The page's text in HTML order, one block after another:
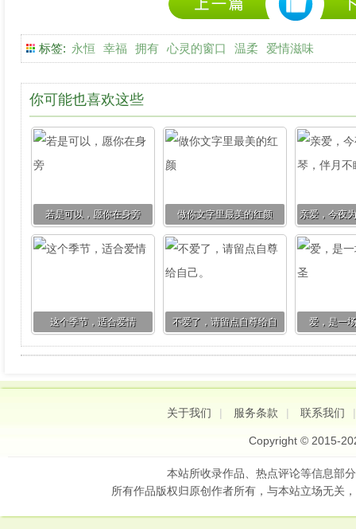
标签: 永恒 幸福 拥有 心灵的窗口 温柔 爱情滋味
你可能也喜欢这些
若是可以，愿你在身旁 做你文字里最美的红颜
亲爱，今夜
这个季节，适合爱情
不爱了，请留点自尊给自
爱，是一
关于我们 | 服务条款 | 联系我们
Copyright © 2015-
本站所收录作品、热点评论等信息部
所有作品版权归原创作者所有，与本站立场无关